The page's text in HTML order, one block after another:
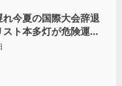
今夏の国際大会辞退
ト本多灯が危険運転